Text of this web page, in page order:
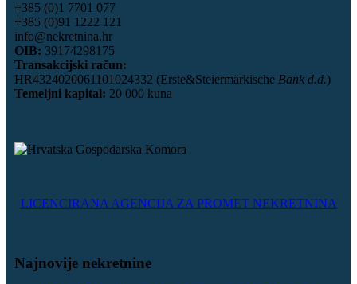
+385 (0)1 7701 077
+385 (0)91 1222 121
info@nekretnina.hr
OIB: 39174298175
Transakcijski račun:
HR4324020061101024332 (Erste&Steiermärkische Bank d.d.)
Temeljni kapital: 20 000 kuna
LICENCIRANA AGENCIJA ZA PROMET NEKRETNINA
Najnovije nekretnine